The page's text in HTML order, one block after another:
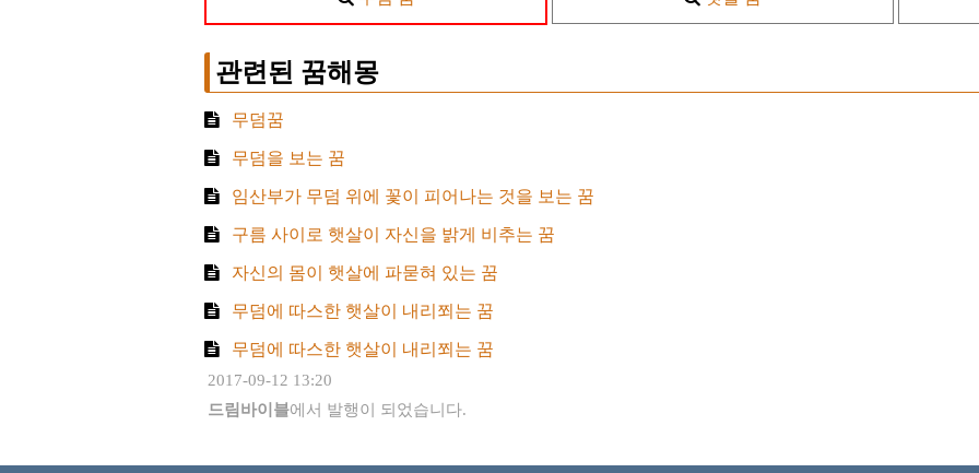
관련된 꿈해몽
무덤꿈
무덤을 보는 꿈
임산부가 무덤 위에 꽃이 피어나는 것을 보는 꿈
구름 사이로 햇살이 자신을 밝게 비추는 꿈
자신의 몸이 햇살에 파묻혀 있는 꿈
무덤에 따스한 햇살이 내리쬐는 꿈
무덤에 따스한 햇살이 내리쬐는 꿈
2017-09-12 13:20
드림바이블에서 발행이 되었습니다.